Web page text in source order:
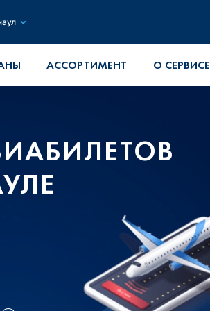
АССОРТИМЕНТ О СЕРВИСЕ